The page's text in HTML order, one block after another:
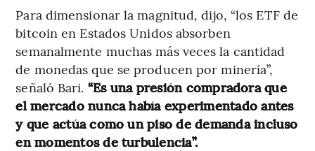
Para dimensionar la magnitud, dijo, “los ETF de
bitcoin en Estados Unidos absorben
semanalmente muchas más veces la cantidad
de monedas que se producen por minería”,
señaló Bari. “Es una presión compradora que
el mercado nunca había experimentado antes
y que actúa como un piso de demanda incluso
en momentos de turbulencia”.